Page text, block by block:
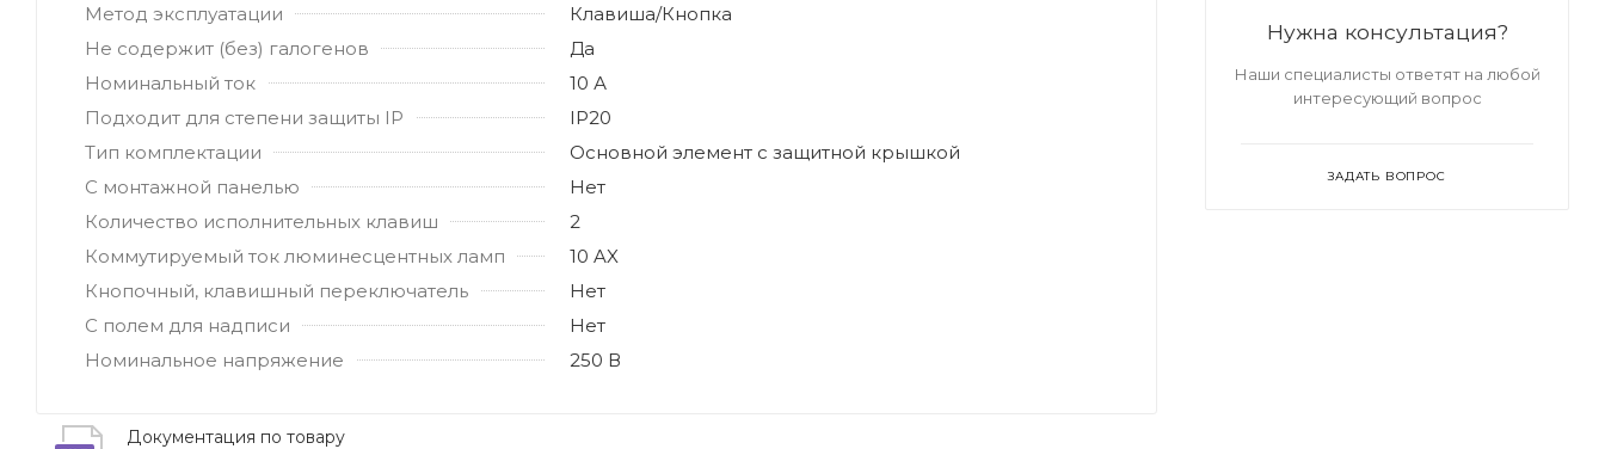
Метод эксплуатации
Клавиша/Кнопка
Не содержит (без) галогенов
Да
Номинальный ток
10 А
Подходит для степени защиты IP
IP20
Тип комплектации
Основной элемент с защитной крышкой
С монтажной панелью
Нет
Количество исполнительных клавиш
2
Коммутируемый ток люминесцентных ламп
10 AX
Кнопочный, клавишный переключатель
Нет
С полем для надписи
Нет
Номинальное напряжение
250 В
Документация по товару
Нужна консультация?
Наши специалисты ответят на любой
интересующий вопрос
ЗАДАТЬ ВОПРОС